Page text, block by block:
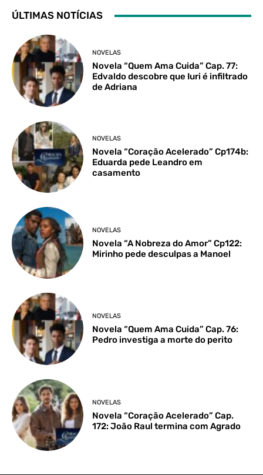
ÚLTIMAS NOTÍCIAS
NOVELAS
Novela “Quem Ama Cuida” Cap. 77:
Edvaldo descobre que Iuri é infiltrado
de Adriana
NOVELAS
Novela “Coração Acelerado” Cp174b:
Eduarda pede Leandro em
casamento
NOVELAS
Novela “A Nobreza do Amor” Cp122:
Mirinho pede desculpas a Manoel
NOVELAS
Novela “Quem Ama Cuida” Cap. 76:
Pedro investiga a morte do perito
NOVELAS
Novela “Coração Acelerado” Cap.
172: João Raul termina com Agrado